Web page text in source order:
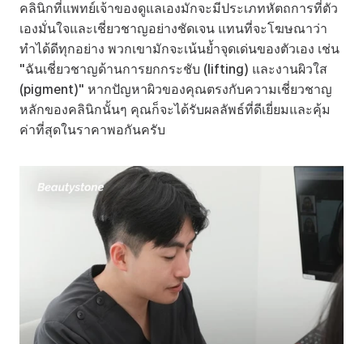
คลินิกที่แพทย์เจ้าของดูแลเองมักจะมีประเภทหัตถการที่ตัว
เองมั่นใจและเชี่ยวชาญอย่างชัดเจน แทนที่จะโฆษณาว่า
ทำได้ดีทุกอย่าง พวกเขามักจะเน้นย้ำจุดเด่นของตัวเอง เช่น
"ฉันเชี่ยวชาญด้านการยกกระชับ (lifting) และงานผิวใส
(pigment)" หากปัญหาผิวของคุณตรงกับความเชี่ยวชาญ
หลักของคลินิกนั้นๆ คุณก็จะได้รับผลลัพธ์ที่ดีเยี่ยมและคุ้ม
ค่าที่สุดในราคาพอกันครับ